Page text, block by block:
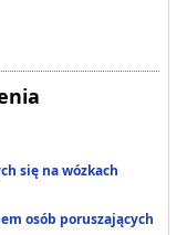
się na wózkach
osób poruszających